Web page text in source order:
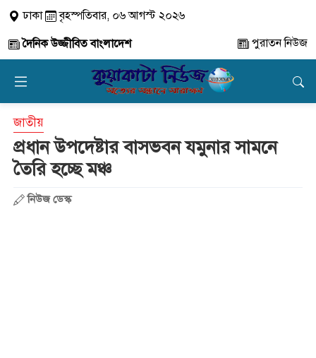
ঢাকা
বৃহস্পতিবার, ০৬ আগস্ট ২০২৬
দৈনিক উজ্জীবিত বাংলাদেশ
পুরাতন নিউজ
জাতীয়
প্রধান উপদেষ্টার বাসভবন যমুনার সামনে
তৈরি হচ্ছে মঞ্চ
নিউজ ডেস্ক